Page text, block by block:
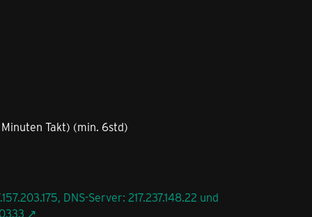
Takt) (min. 6std)
DNS-Server: 217.237.148.22 und